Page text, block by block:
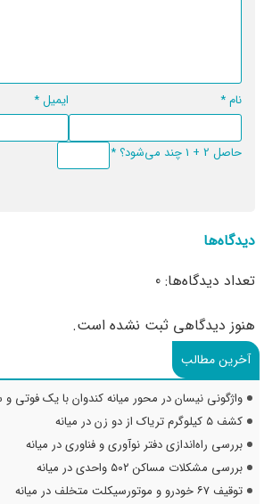
نام* ایمیل*
حاصل 2 + 1 چند می‌شود؟ *
دیدگاه‌ها
تعداد دیدگاه‌ها: 0
هنوز دیدگاهی ثبت نشده است.
آخرین مطالب
واژگونی نیسان در محور میانه کندوان با یک فوتی
کشف ۵ کیلوگرم تریاک از دو زن در میانه
بررسی راه‌اندازی دفتر نوآوری و فناوری در میانه
بررسی مشکلات مساکن ۵۰۲ واحدی در میانه
توقیف ۶۷ خودرو و موتورسیکلت متخلف در میانه